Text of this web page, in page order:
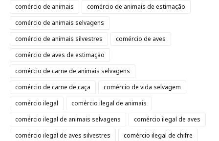
comércio de animais
comércio de animais de estimação
comércio de animais selvagens
comércio de animais silvestres
comércio de aves
comércio de aves de estimação
comércio de carne de animais selvagens
comércio de carne de caça
comércio de vida selvagem
comércio ilegal
comércio ilegal de animais
comércio ilegal de animais selvagens
comércio ilegal de aves
comércio ilegal de aves silvestres
comércio ilegal de chifre